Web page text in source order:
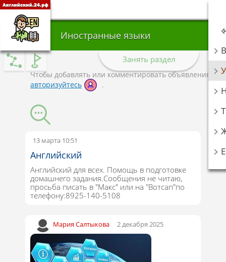
Иностранные языки
Занять раздел
Чтобы добавлять или комментировать объявления,
авторизуйтесь
.
13 марта 10:51
Английский
Английский для всех. Помощь в подготовке
домашнего задания.Сообщения не читаю,
просьба писать в "Макс" или на "Вотсап"по
телефону:8925-140-5108
Мария Салтыкова 2 декабря 2025